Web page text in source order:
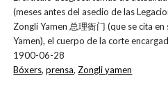
(meses antes del asedio de las
Zongli Yamen 总理衙门 (que se cita
Yamen), el cuerpo de la corte
1900-06-28
Bóxers,prensa, Zongli yamen